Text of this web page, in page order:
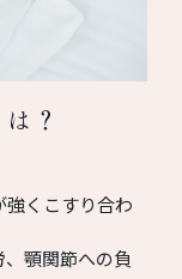
？
くこすり合わ
顎関節への負